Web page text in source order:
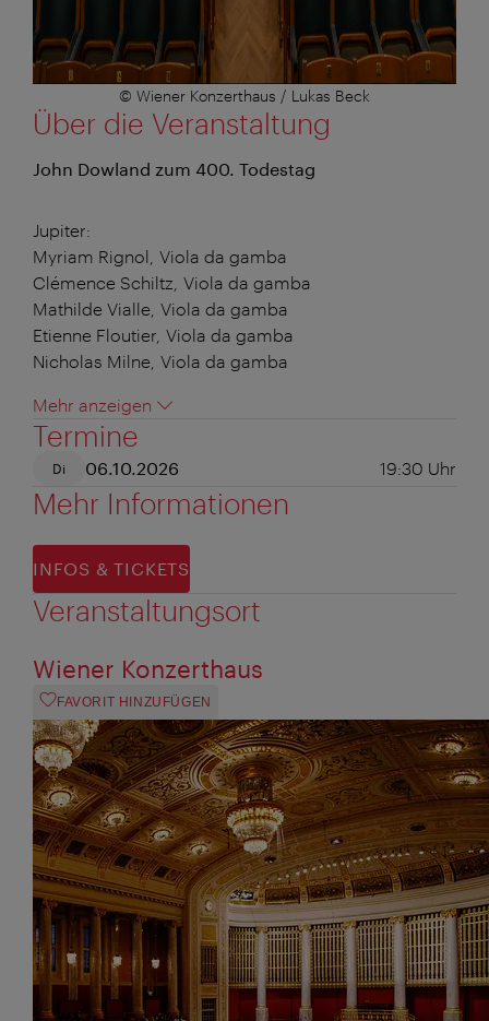
© Wiener Konzerthaus / Lukas Beck
Über die Veranstaltung
John Dowland zum 400. Todestag
Jupiter:
Myriam Rignol, Viola da gamba
Clémence Schiltz, Viola da gamba
Mathilde Vialle, Viola da gamba
Etienne Floutier, Viola da gamba
Nicholas Milne, Viola da gamba
Mehr anzeigen
Termine
Di 06.10.2026 19:30 Uhr
Mehr Informationen
INFOS & TICKETS
Veranstaltungsort
Wiener Konzerthaus
FAVORIT HINZUFÜGEN